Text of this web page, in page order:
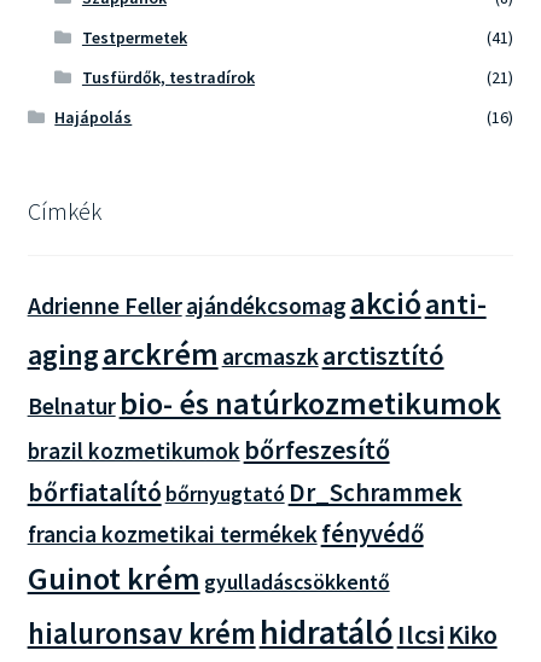
Testpermetek
(41)
Tusfürdők, testradírok
(21)
Hajápolás
(16)
Címkék
Adrienne Fellerajándékcsomag akcióanti-
agingarckrém arcmaszkarctisztító
Belnatur bio- és natúrkozmetikumok
brazil kozmetikumok bőrfeszesítő
bőrfiatalító bőrnyugtató Dr_Schrammek
francia kozmetikai termékekfényvédő
Guinot krém gyulladáscsökkentő
hialuronsav krémhidratáló Ilcsi Kiko